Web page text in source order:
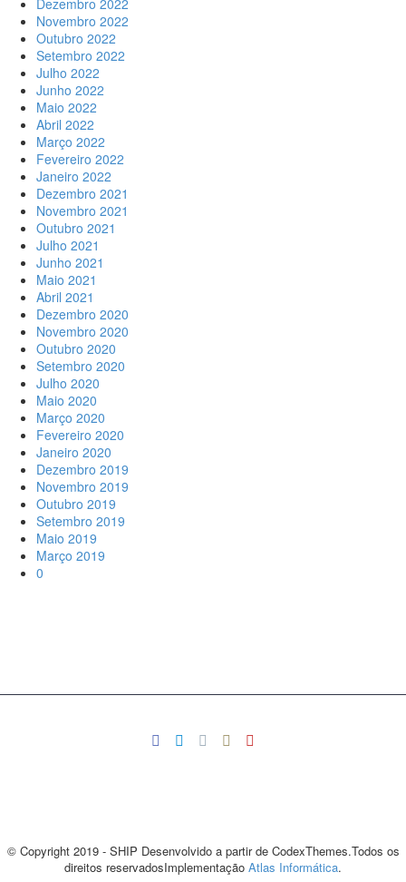
Novembro 2022
Outubro 2022
Setembro 2022
Julho 2022
Junho 2022
Maio 2022
Abril 2022
Março 2022
Fevereiro 2022
Janeiro 2022
Dezembro 2021
Novembro 2021
Outubro 2021
Julho 2021
Junho 2021
Maio 2021
Abril 2021
Dezembro 2020
Novembro 2020
Outubro 2020
Setembro 2020
Julho 2020
Maio 2020
Março 2020
Fevereiro 2020
Janeiro 2020
Dezembro 2019
Novembro 2019
Outubro 2019
Setembro 2019
Maio 2019
Março 2019
0
© Copyright 2019 - SHIP Desenvolvido a partir de CodexThemes.Todos os
direitos reservadosImplementação Atlas Informática.